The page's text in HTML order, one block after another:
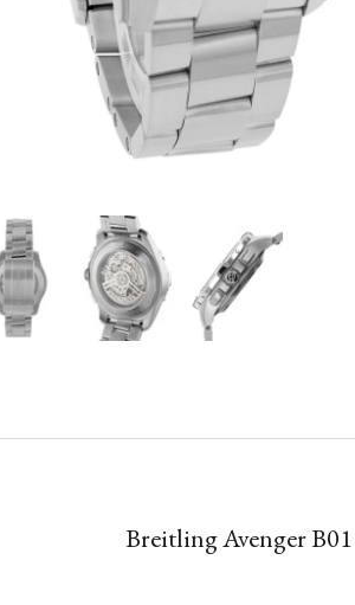
laden
2 in Galerieansicht laden
Bild 3 in Galerieansicht laden
Bild 4 in
Breitling Avenger